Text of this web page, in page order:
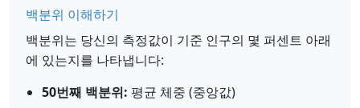
백분위 이해하기
백분위는 당신의 측정값이 기준 인구의 몇 퍼센트 아래
에 있는지를 나타냅니다:
50번째 백분위: 평균 체중 (중앙값)